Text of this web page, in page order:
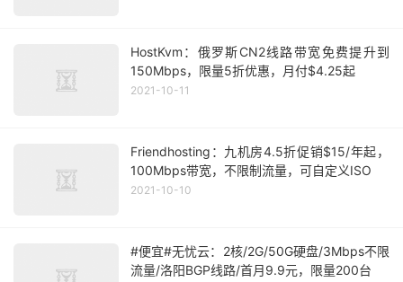
HostKvm：俄罗斯CN2线路带宽免费提升到
150Mbps，限量5折优惠，月付$4.25起
2021-10-11
Friendhosting：九机房4.5折促销$15/年起，
100Mbps带宽，不限制流量，可自定义ISO
2021-10-10
#便宜#无忧云：2核/2G/50G硬盘/3Mbps不限
流量/洛阳BGP线路/首月9.9元，限量200台